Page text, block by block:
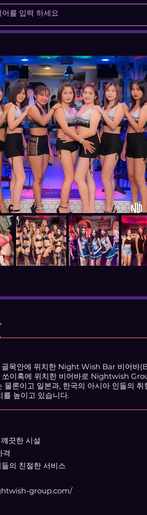
골목안에 위치한 Night Wish Bar 비어바
이혹에 위치한 비어바로 Nightwish
물론이고 일본과, 한국의 아시아 인들의
를 높이고 있습니다.
끗한 시설
격
의 친절한 서비스
group.com/